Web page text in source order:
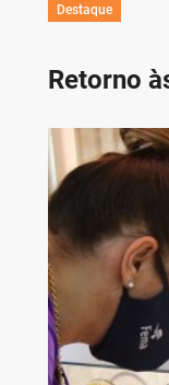
Destaque
Retorno